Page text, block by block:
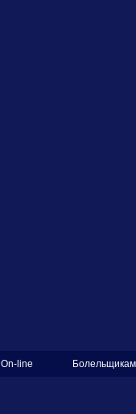
On-line Болельщикам